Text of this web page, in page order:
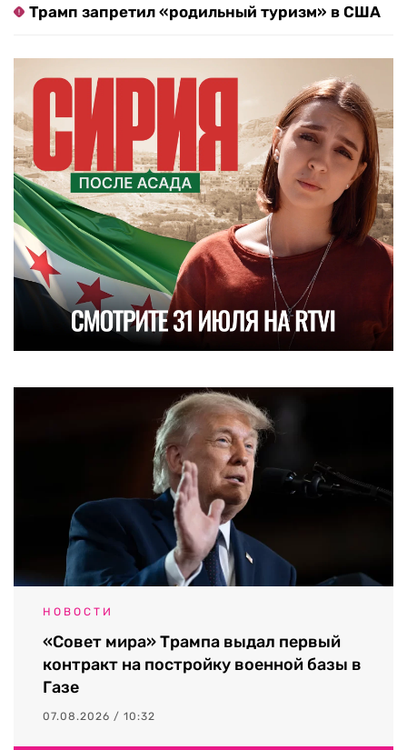
Трамп запретил «родильный туризм» в США
НОВОСТИ
«Совет мира» Трампа выдал первый
контракт на постройку военной базы в
Газе
07.08.2026 / 10:32